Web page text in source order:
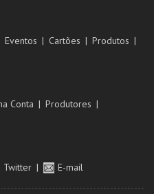
Eventos Cartões
Produtos
Conta
Produtores
Twitter E-mail